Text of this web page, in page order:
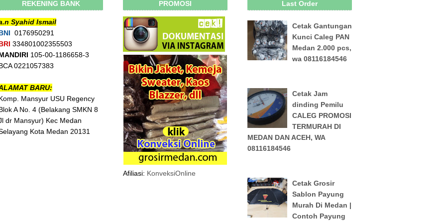
REKENING BANK
Syahid Ismail
0176950291
334801002355503
105-00-1186658-3
0221057383
BARU:
Mansyur USU Regency
A No. 4 (Belakang SMKN 8
dr Mansyur) Kec Medan
Kota Medan 20131
PROMOSI
Afiliasi: KonveksiOnline
Last Order
Cetak Gantungan
Kunci Caleg PAN
Medan 2.000 pcs,
wa 08116184546
Cetak Jam
dinding Pemilu
CALEG PROMOSI
TERMURAH DI
MEDAN DAN ACEH, WA
08116184546
Cetak Grosir
Sablon Payung
Murah Di Medan |
Contoh Payung